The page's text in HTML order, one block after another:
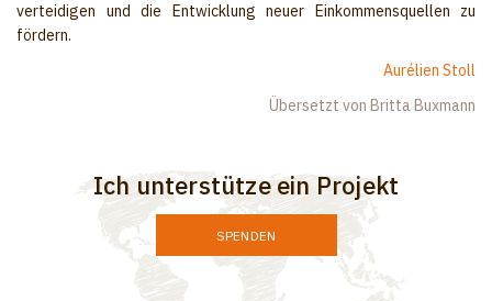
verteidigen und die Entwicklung neuer Einkommensquellen zu
fördern.
Aurélien Stoll
Übersetzt von Britta Buxmann
Ich unterstütze ein Projekt
SPENDEN